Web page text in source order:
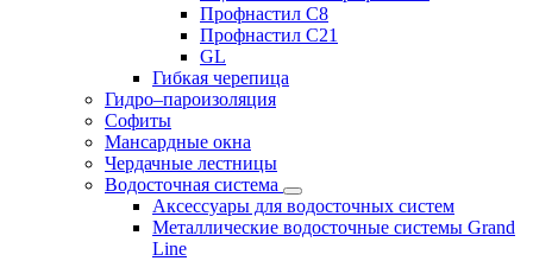
Профнастил С8
Профнастил С21
GL
Гибкая черепица
Гидро–пароизоляция
Софиты
Мансардные окна
Чердачные лестницы
Водосточная система
Аксессуары для водосточных систем
Металлические водосточные системы Grand
Line